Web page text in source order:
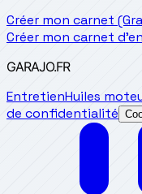
Créer mon carnet
Créer mon carnet
GARAJO.FR
EntretienHuiles
de confidentialité